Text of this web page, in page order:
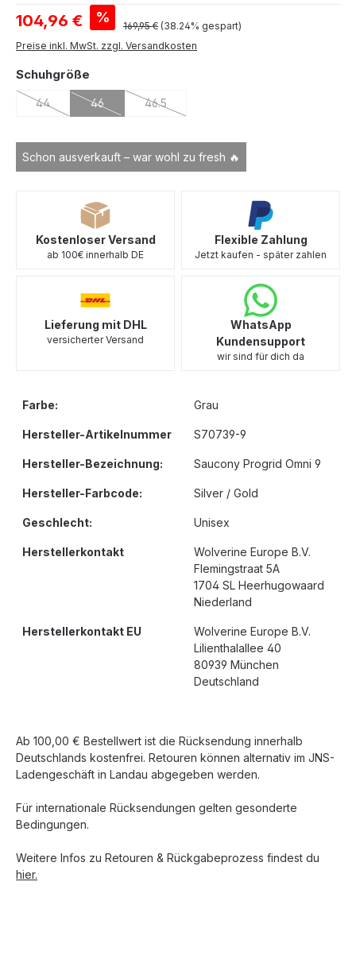
Verkaufspreis:
104,96 € % Regulärer Preis:
169,95 € (38.24% gespart)
Preise inkl. MwSt. zzgl. Versandkosten
Schon ausverkauft – war wohl zu fresh 🔥
Schuhgröße
44
(Diese Option ist zurzeit nicht verfügbar.)
46
(Diese Option ist zurzeit nicht verfügbar.)
46.5
(Diese Option ist zurzeit nicht verfügbar.)
Kostenloser Versand
ab 100€ innerhalb DE
Flexible Zahlung
Jetzt kaufen - später zahlen
Lieferung mit DHL
versicherter Versand
WhatsApp
Kundensupport
wir sind für dich da
Farbe: Grau
Hersteller-Artikelnummer S70739-9
Hersteller-Bezeichnung: Saucony Progrid Omni 9
Hersteller-Farbcode: Silver / Gold
Geschlecht: Unisex
Herstellerkontakt
Wolverine Europe B.V.
Flemingstraat 5A
1704 SL Heerhugowaard
Niederland
Herstellerkontakt EU
Wolverine Europe B.V.
Lilienthalallee 40
80939 München
Deutschland
Ab 100,00 € Bestellwert ist die Rücksendung innerhalb
Deutschlands kostenfrei. Retouren können alternativ im JNS-
Ladengeschäft in Landau abgegeben werden.
Für internationale Rücksendungen gelten gesonderte
Bedingungen.
Weitere Infos zu Retouren & Rückgabeprozess findest du
hier.